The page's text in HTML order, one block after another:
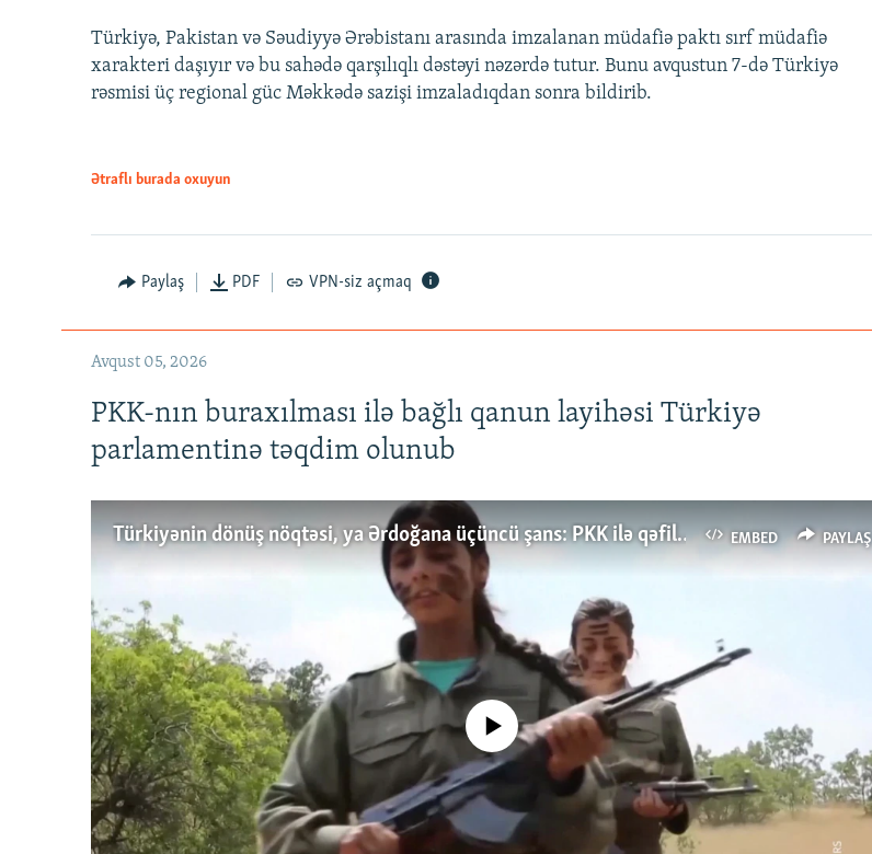
Türkiyə, Pakistan və Səudiyyə Ərəbistanı arasında imzalanan müdafiə paktı sırf müdafiə
xarakteri daşıyır və bu sahədə qarşılıqlı dəstəyi nəzərdə tutur. Bunu avqustun 7-də Türkiyə
rəsmisi üç regional güc Məkkədə sazişi imzaladıqdan sonra bildirib.
Ətraflı burada oxuyun
Paylaş PDF VPN-siz açmaq
Avqust 05, 2026
PKK-nın buraxılması ilə bağlı qanun layihəsi Türkiyə
parlamentinə təqdim olunub
EMBED PAYLAŞ
Türkiyənin dönüş nöqtəsi, ya Ərdoğana üçüncü şans: PKK ilə qəfil barışıq nə deməkdir?
No media source currently available